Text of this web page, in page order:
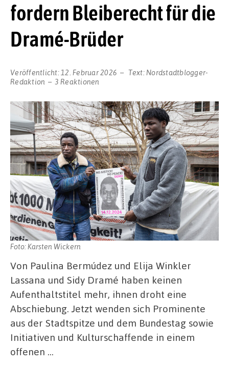
fordern Bleiberecht für die
Dramé-Brüder
Veröffentlicht: 12. Februar 2026 Text: Nordstadtblogger-
Redaktion
3 Reaktionen
Foto: Karsten Wickern
Von Paulina Bermúdez und Elija Winkler
Lassana und Sidy Dramé haben keinen
Aufenthaltstitel mehr, ihnen droht eine
Abschiebung. Jetzt wenden sich Prominente
aus der Stadtspitze und dem Bundestag sowie
Initiativen und Kulturschaffende in einem
offenen …